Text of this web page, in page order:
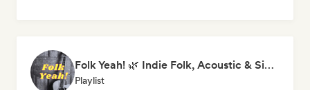
Folk Yeah! 🌿 Indie Folk, Acoustic & Singer-Songwriter
Playlist